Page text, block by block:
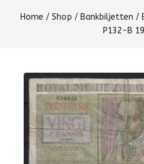
Home / Shop / Bankbiljetten /
P132-B